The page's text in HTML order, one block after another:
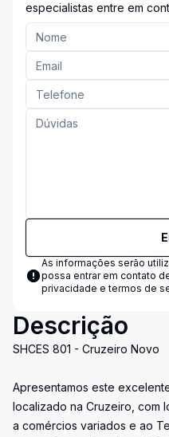
especialistas entre em
As informações serão
possa entrar em contato
privacidade e termos de
Descrição
SHCES 801 - Cruzeiro Novo
Apresentamos este
localizado na Cruzeiro, com
a comércios variados e ao